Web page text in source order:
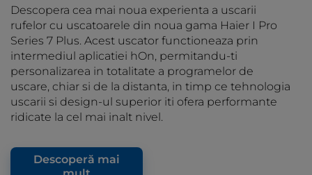
Descopera cea mai noua experienta a uscarii
rufelor cu uscatoarele din noua gama Haier I Pro
Series 7 Plus. Acest uscator functioneaza prin
intermediul aplicatiei hOn, permitandu-ti
personalizarea in totalitate a programelor de
uscare, chiar si de la distanta, in timp ce tehnologia
uscarii si design-ul superior iti ofera performante
ridicate la cel mai inalt nivel.
Descoperă mai